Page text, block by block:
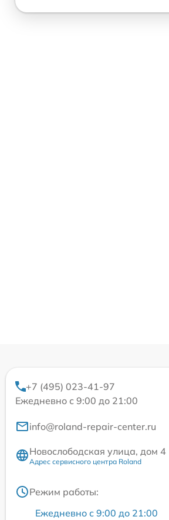
+7 (495) 023-41-97
Ежедневно с 9:00 до 21:00
info@roland-repair-center.ru
Новослободская улица, дом 4
Адрес сервисного центра Roland
Режим работы:
Ежедневно с 9:00 до 21:00